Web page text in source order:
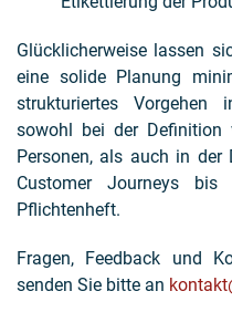
Glücklicherweise lassen
eine solide Planung
strukturiertes Vorgehen
sowohl bei der Definition
Personen, als auch in der
Customer Journeys
Pflichtenheft.
Fragen, Feedback und
senden Sie bitte an